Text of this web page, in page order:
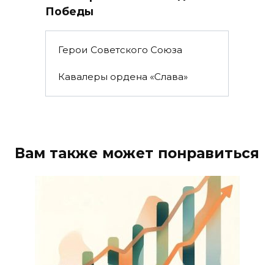
Победы
Герои Советского Союза
Кавалеры ордена «Слава»
Вам также может понравиться